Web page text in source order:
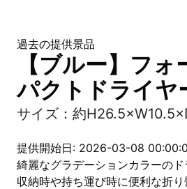
過去の提供景品
【ブルー】フ
パクトドライヤ
サイズ：約
提供開始日: 2026-03-08
綺麗なグラデーションカラーのド
収納時や持ち運び時に便利な折り